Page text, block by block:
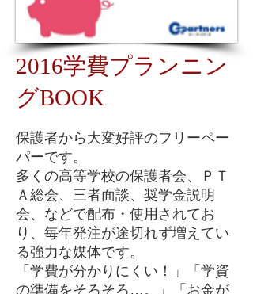
2016学費プランニン
グBOOK
保護者から大変好評のフリーペー
パーです。
多くの高等学校の保護者会、ＰＴ
Ａ総会、三者面談、奨学金説明
会、などで配布・使用されてお
り、毎年発注が途切れず増えてい
る強力な媒体です。
「学費が分かりにくい！」「学資
の準備をそろそろ…。」「お金が